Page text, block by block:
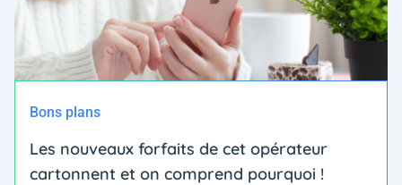
Bons plans
Les nouveaux forfaits de cet opérateur
cartonnent et on comprend pourquoi !